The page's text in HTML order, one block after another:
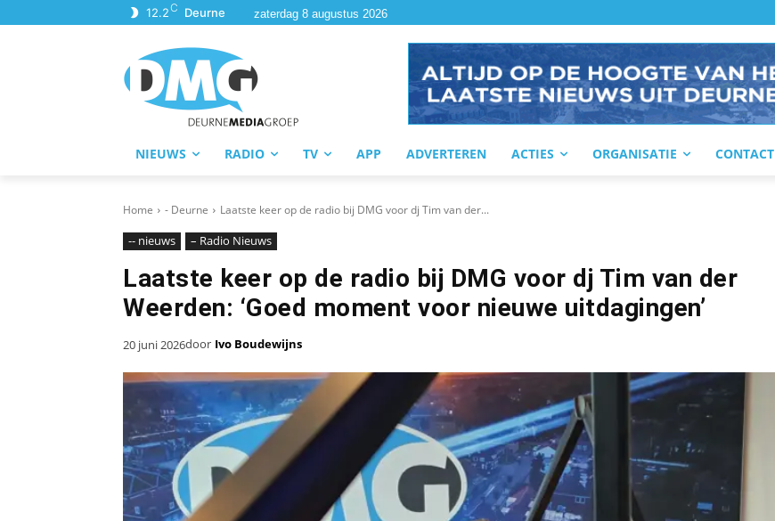
12.2C Deurne zaterdag 8 augustus 2026
NIEUWS RADIO TV APP ADVERTEREN ACTIES ORGANISATIE CONTACT
Home - Deurne Laatste keer op de radio bij DMG voor dj Tim van der...
-- nieuws – Radio Nieuws
Laatste keer op de radio bij DMG voor dj Tim van der
Weerden: ‘Goed moment voor nieuwe uitdagingen’
20 juni 2026door Ivo Boudewijns